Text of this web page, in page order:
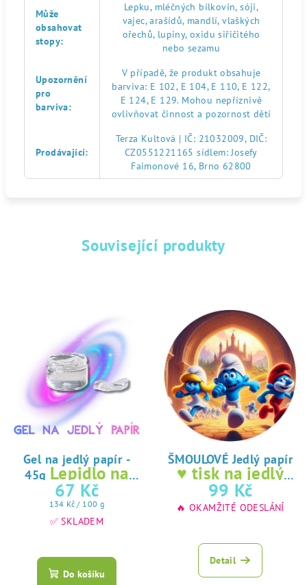
Může
obsahovat
stopy:
Lepku, mléčných bílkovin, sóji,
vajec, arašídů, mandlí, vlaškých
ořechů, lupiny, oxidu siřičitého
nebo sezamu
Upozornění
pro
barviva:
V případě, že produkt obsahuje
barviva: E 102, E 104, E 110, E 122,
E 124, E 129. Mohou nepříznivě
ovlivňovat činnost a pozornost dětí
Prodávající:
Terza Kultová | IČ: 21032009, DIČ:
CZ0551221165 sídlem: Josefy
Faimonové 16, Brno 62800
Související produkty
Gel na jedlý papír -
45g Lepidlo na
jedlý papír
67 Kč
Měrná
cena:
134 Kč / 100 g
✅ SKLADEM
hodnocení
produktu
Do košíku
ŠMOULOVÉ Jedlý papír
♥ tisk na jedlý
papír
99 Kč
🔥 OKAMŽITÉ ODESLÁNÍ
Detail